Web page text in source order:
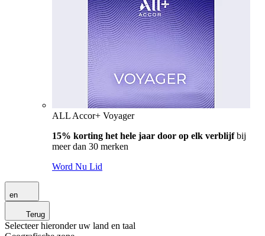
ALL Accor+ Voyager
15% korting het hele jaar door op elk verblijfbij
meer dan 30 merken
Word Nu Lid
en
Terug
Selecteer hieronder uw land en taal